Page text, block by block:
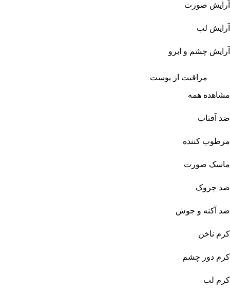
آرایش صورت
آرایش لب
آرایش چشم و ابرو
مراقبت از پوست
مشاهده همه
ضد آفتاب
مرطوب کننده
ماسک صورت
ضد چروک
ضد آکنه و جوش
کرم ناخن
کرم دور چشم
کرم لب